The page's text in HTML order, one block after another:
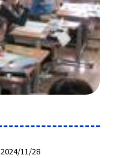
2024/11/28